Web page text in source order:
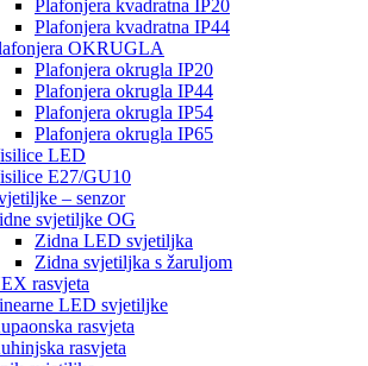
Plafonjera kvadratna IP20
Plafonjera kvadratna IP44
OKRUGLA
Plafonjera okrugla IP20
Plafonjera okrugla IP44
Plafonjera okrugla IP54
Plafonjera okrugla IP65
LED
E27/GU10
– senzor
svjetiljke OG
Zidna LED svjetiljka
Zidna svjetiljka s žaruljom
rasvjeta
LED svjetiljke
rasvjeta
rasvjeta